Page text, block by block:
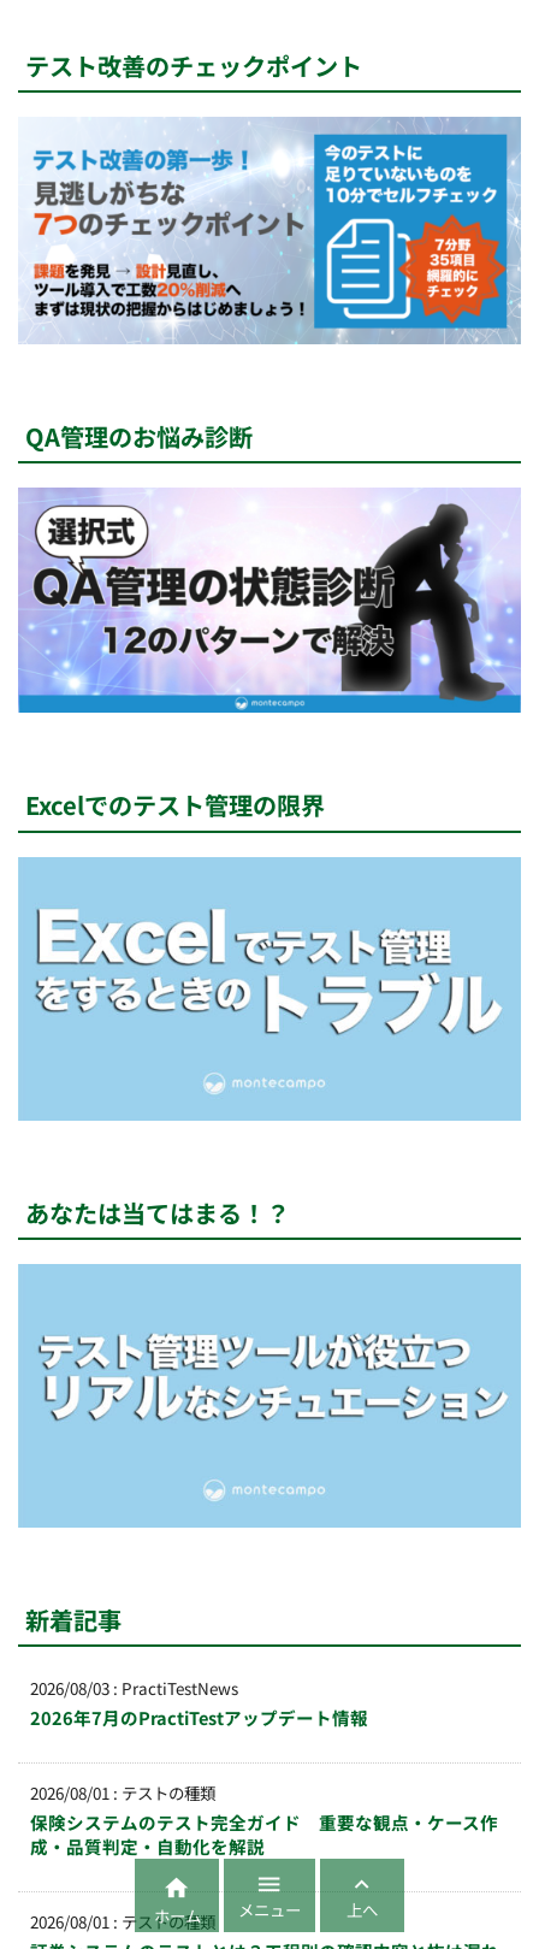
テスト改善のチェックポイント
QA管理のお悩み診断
Excelでのテスト管理の限界
あなたは当てはまる！？
新着記事
2026/08/03 : PractiTestNews
2026年7月のPractiTestアップデート情報
2026/08/01 : テストの種類
保険システムのテスト完全ガイド 重要な観点・ケース作
成・品質判定・自動化を解説
2026/08/01 : テストの種類

ホーム

メニュー

上へ